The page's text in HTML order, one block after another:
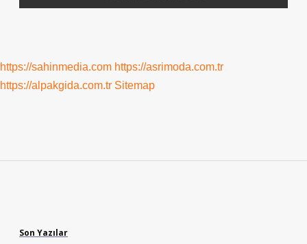
https://sahinmedia.com https://asrimoda.com.tr
https://alpakgida.com.tr Sitemap
Son Yazılar